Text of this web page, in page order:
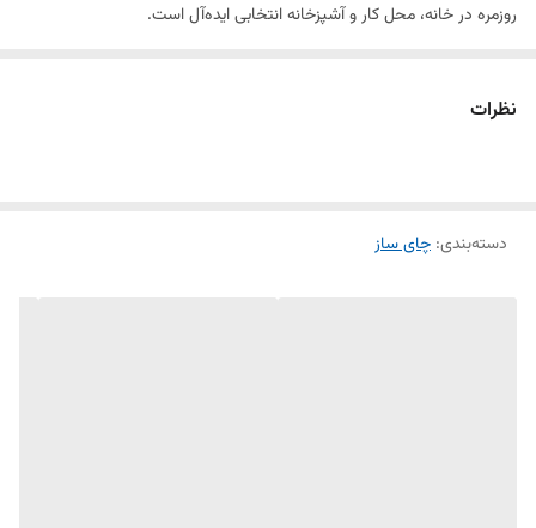
روزمره در خانه، محل کار و آشپزخانه انتخابی ایده‌آل است.
نظرات
دسته‌بندی: چای ساز